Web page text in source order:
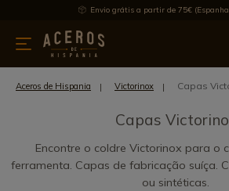
Envio grátis a partir de 75€
& Utensílios de cozinha Oferece
Aceros de Hispania Victorinox Capas
Capas
Encontre o coldre Victorinox para o
ferramenta. Capas de fabricação suíça.
ou sintéticas.